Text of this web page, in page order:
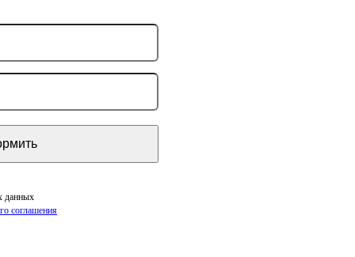
данных
соглашения